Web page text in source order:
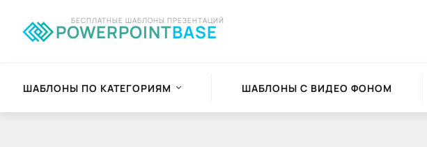
POWERPOINTBASE
БЕСПЛАТНЫЕ ШАБЛОНЫ ПРЕЗЕНТАЦИЙ
ШАБЛОНЫ ПО КАТЕГОРИЯМ ШАБЛОНЫ С ВИДЕО ФОНОМ